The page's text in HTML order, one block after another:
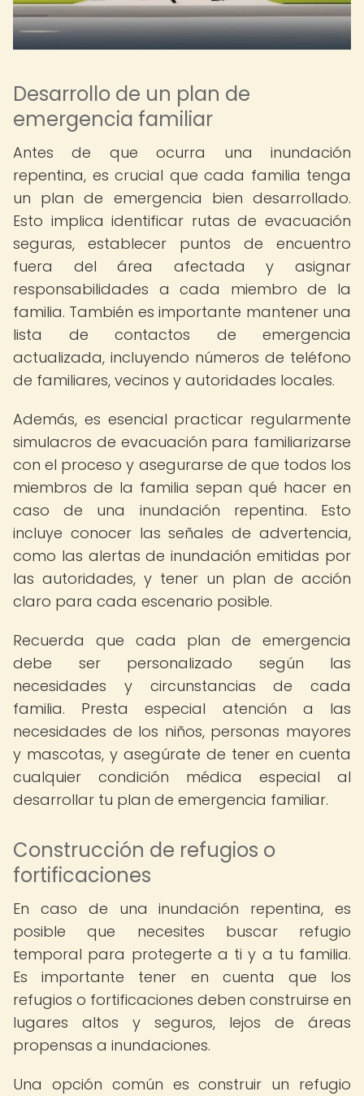
Desarrollo de un plan de
emergencia familiar
Antes de que ocurra una inundación
repentina, es crucial que cada familia tenga
un plan de emergencia bien desarrollado.
Esto implica identificar rutas de evacuación
seguras, establecer puntos de encuentro
fuera del área afectada y asignar
responsabilidades a cada miembro de la
familia. También es importante mantener una
lista de contactos de emergencia
actualizada, incluyendo números de teléfono
de familiares, vecinos y autoridades locales.
Además, es esencial practicar regularmente
simulacros de evacuación para familiarizarse
con el proceso y asegurarse de que todos los
miembros de la familia sepan qué hacer en
caso de una inundación repentina. Esto
incluye conocer las señales de advertencia,
como las alertas de inundación emitidas por
las autoridades, y tener un plan de acción
claro para cada escenario posible.
Recuerda que cada plan de emergencia
debe ser personalizado según las
necesidades y circunstancias de cada
familia. Presta especial atención a las
necesidades de los niños, personas mayores
y mascotas, y asegúrate de tener en cuenta
cualquier condición médica especial al
desarrollar tu plan de emergencia familiar.
Construcción de refugios o
fortificaciones
En caso de una inundación repentina, es
posible que necesites buscar refugio
temporal para protegerte a ti y a tu familia.
Es importante tener en cuenta que los
refugios o fortificaciones deben construirse en
lugares altos y seguros, lejos de áreas
propensas a inundaciones.
Una opción común es construir un refugio